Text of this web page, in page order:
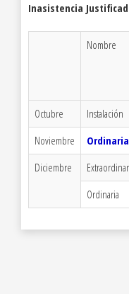
Inasistencia
Nombre
Octubre
Instalación
Noviembre
Ordinaria
Diciembre
Ordinaria